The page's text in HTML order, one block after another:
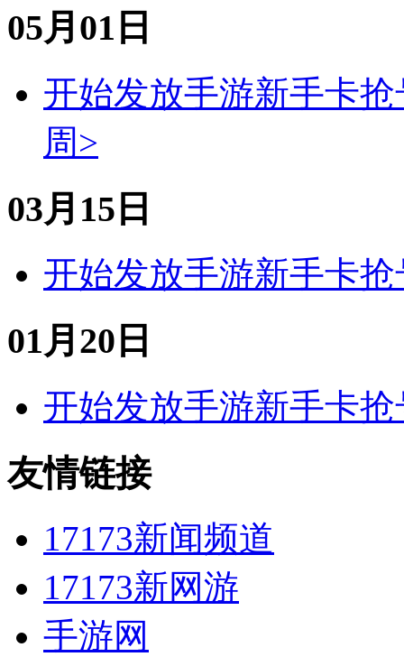
05月01日
开始发放手游新手卡抢
周>
03月15日
开始发放手游新手卡抢
01月20日
开始发放手游新手卡抢
友情链接
17173新闻频道
17173新网游
手游网